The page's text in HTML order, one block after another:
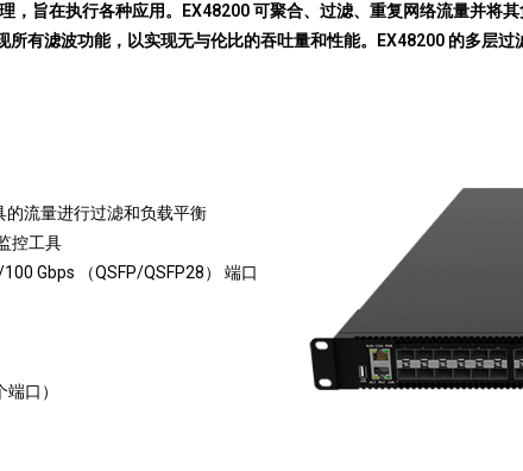
，旨在执行各种应用。EX48200 可聚合、过滤、重复网络流量并将
有滤波功能，以实现无与伦比的吞吐量和性能。EX48200 的多层
的流量进行过滤和负载平衡
控工具
Gbps （QSFP/QSFP28） 端口
口）